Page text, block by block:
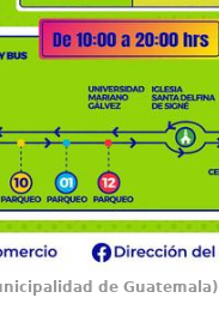
de Guatemala)